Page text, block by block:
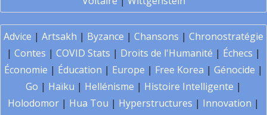
Advice | Artsakh | Byzance | Chansons | Chronostratégie
| Contes | COVID Stats | Droits de l'Humanité | Échecs |
Économie | Éducation | Europe | Free Korea | Génocide |
Go | Haïku | Hellénisme | Histoire Intelligente |
Holodomor | Hua Tou | Hyperstructures | Innovation |